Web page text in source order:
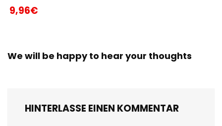
9,96€
We will be happy to hear your thoughts
HINTERLASSE EINEN KOMMENTAR